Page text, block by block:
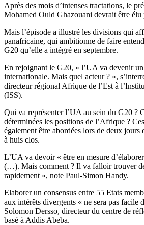
Après des mois d’intenses tractations, le
Mohamed Ould Ghazouani devrait être élu
Mais l’épisode a illustré les divisions qui
panafricaine, qui ambitionne de faire
G20 qu’elle a intégré en septembre.
En rejoignant le G20, « l’UA va devenir
internationale. Mais quel acteur ? »,
directeur régional Afrique de l’Est à
(ISS).
Qui va représenter l’UA au sein du G20 ?
déterminées les positions de l’Afrique ?
également être abordées lors de deux jours
à huis clos.
L’UA va devoir « être en mesure
(…). Mais comment ? Il va falloir trouver
rapidement », note Paul-Simon Handy.
Elaborer un consensus entre 55 Etats
aux intérêts divergents « ne sera pas facile
Solomon Dersso, directeur du centre de
basé à Addis Abeba.